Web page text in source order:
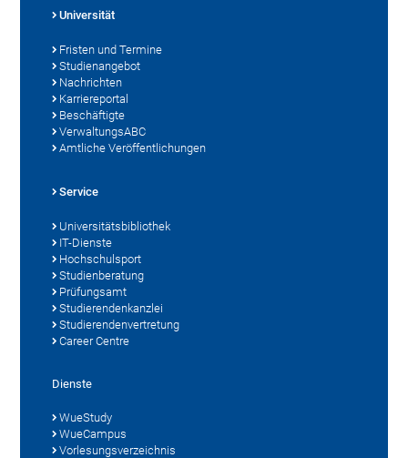
Universität
Fristen und Termine
Studienangebot
Nachrichten
Karriereportal
Beschäftigte
VerwaltungsABC
Amtliche Veröffentlichungen
Service
Universitätsbibliothek
IT-Dienste
Hochschulsport
Studienberatung
Prüfungsamt
Studierendenkanzlei
Studierendenvertretung
Career Centre
Dienste
WueStudy
WueCampus
Vorlesungsverzeichnis